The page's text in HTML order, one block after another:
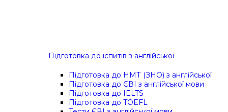
Підготовка до іспитів з англійської
Підготовка до НМТ (ЗНО) з англійської
Підготовка до ЄВІ з англійської мови
Підготовка до IELTS
Підготовка до TOEFL